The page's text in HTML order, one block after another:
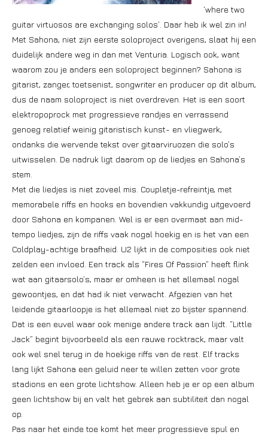
‘where two
guitar virtuosos are exchanging solos’. Daar heb ik wel zin in!
Met Sahona, niet zijn eerste soloproject overigens, slaat hij een
duidelijk andere weg in dan met Venturia. Logisch ook, want
waarom zou je anders een soloproject beginnen? Sahona is
gitarist, zanger, toetsenist, songwriter en producer op dit album,
dus de naam soloproject is niet overdreven. Het is een soort
elektropoprock met progressieve randjes en verrassend
genoeg relatief weinig gitaristisch kunst- en vliegwerk,
ondanks die wervende tekst over gitaarviruozen die solo’s
uitwisselen. De nadruk ligt daarom op de liedjes en Sahona’s
stem.
Met die liedjes is niet zoveel mis. Coupletje-refreintje, met
memorabele riffs en hooks en bovendien vakkundig uitgevoerd
door Sahona en kompanen. Wel is er een overmaat aan mid-
tempo liedjes, zijn de riffs vaak nogal hoekig en is het van een
Coldplay-achtige braafheid. U2 lijkt in de composities ook niet
zelden een invloed. Een track als “Fires Of Passion” heeft flink
wat aan gitaarsolo’s, maar er omheen is het allemaal nogal
gewoontjes, en dat had ik niet verwacht. Afgezien van het
leidende gitaarloopje is het allemaal niet zo bijster spannend.
Dat is een euvel waar ook menige andere track aan lijdt. “Little
Jack” begint bijvoorbeeld als een rauwe rocktrack, maar valt
ook wel snel terug in de hoekige riffs van de rest. Elf tracks
lang lijkt Sahona een geluid neer te willen zetten voor grote
stadions en een grote lichtshow. Alleen heb je er op een album
geen lichtshow bij en valt het gebrek aan subtiliteit dan nogal
op.
Pas naar het einde toe komt het meer progressieve spul en